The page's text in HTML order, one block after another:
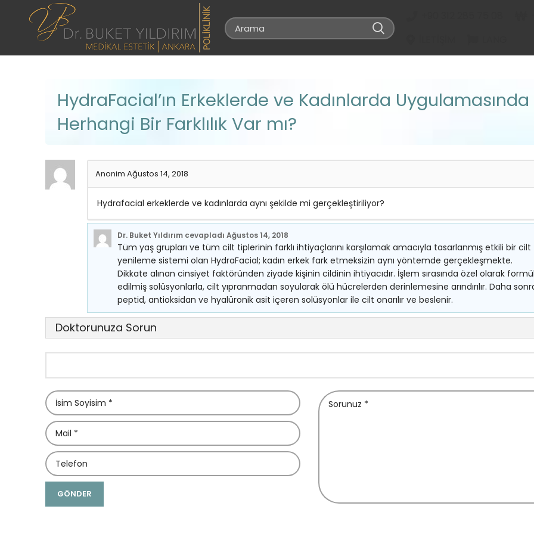
HydraFacial’ın Erkeklerde ve Kadınlarda Uygulamasında
Herhangi Bir Farklılık Var mı?
Anonim Ağustos 14, 2018
Hydrafacial erkeklerde ve kadınlarda aynı şekilde mi gerçekleştiriliyor?
Dr. Buket Yıldırım cevapladı Ağustos 14, 2018
Tüm yaş grupları ve tüm cilt tiplerinin farklı ihtiyaçlarını karşılamak amacıyla tasarlanmış etkili bir cilt
yenileme sistemi olan HydraFacial; kadın erkek fark etmeksizin aynı yöntemde gerçekleşmekte.
Dikkate alınan cinsiyet faktöründen ziyade kişinin cildinin ihtiyacıdır. İşlem sırasında özel olarak
edilmiş solüsyonlarla, cilt yıpranmadan soyularak ölü hücrelerden derinlemesine arındırılır. Daha
peptid, antioksidan ve hyalüronik asit içeren solüsyonlar ile cilt onarılır ve beslenir.
Doktorunuza Sorun